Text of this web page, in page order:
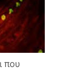
που